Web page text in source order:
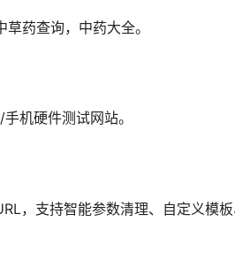
药查询，中药大全。
机硬件测试网站。
，支持智能参数清理、自定义模